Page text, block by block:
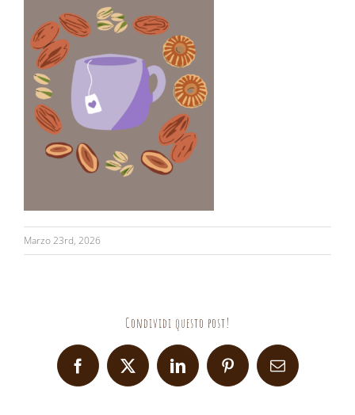
Marzo 23rd, 2026
Condividi questo post!
Facebook
X LinkedInPinterestEmail